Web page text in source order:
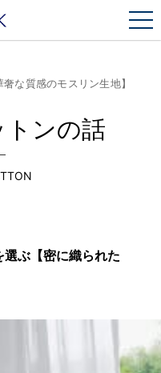
な質感のモスリン生地】
トンの話
ぶ【密に織られた